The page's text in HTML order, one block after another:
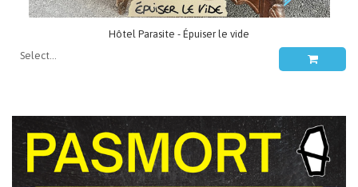
Hôtel Parasite - Épuiser le vide